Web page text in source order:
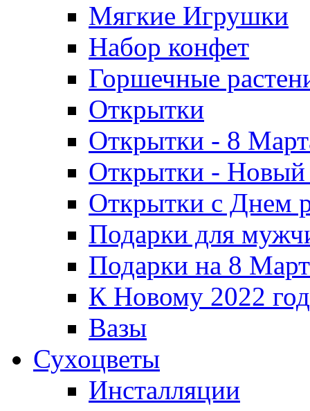
Мягкие Игрушки
Набор конфет
Горшечные
Открытки
Открытки - 8
Открытки - Новый
Открытки с Днем
Подарки для
Подарки на 8
К Новому 2022
Вазы
Сухоцветы
Инсталляции